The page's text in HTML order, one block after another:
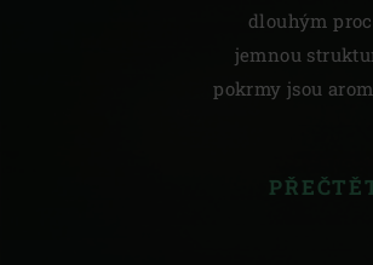
dlouhým
jemnou
pokrmy jsou